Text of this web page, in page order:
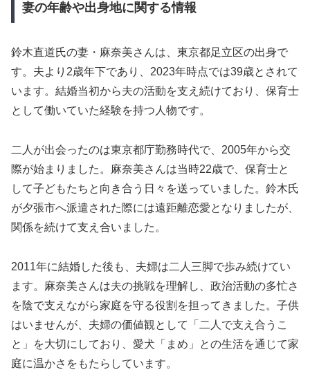
妻の年齢や出身地に関する情報
鈴木直道氏の妻・麻奈美さんは、東京都足立区の出身で
す。夫より2歳年下であり、2023年時点では39歳とされて
います。結婚当初から夫の活動を支え続けており、保育士
として働いていた経験を持つ人物です。
二人が出会ったのは東京都庁勤務時代で、2005年から交
際が始まりました。麻奈美さんは当時22歳で、保育士と
して子どもたちと向き合う日々を送っていました。鈴木氏
が夕張市へ派遣された際には遠距離恋愛となりましたが、
関係を続けて支え合いました。
2011年に結婚した後も、夫婦は二人三脚で歩み続けてい
ます。麻奈美さんは夫の挑戦を理解し、政治活動の多忙さ
を陰で支えながら家庭を守る役割を担ってきました。子供
はいませんが、夫婦の価値観として「二人で支え合うこ
と」を大切にしており、愛犬「まめ」との生活を通じて家
庭に温かさをもたらしています。